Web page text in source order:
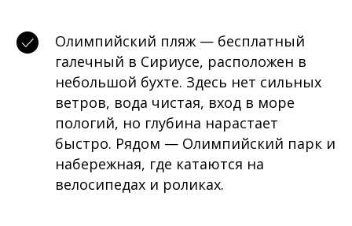
Олимпийский пляж — бесплатный
галечный в Сириусе, расположен в
небольшой бухте. Здесь нет сильных
ветров, вода чистая, вход в море
пологий, но глубина нарастает
быстро. Рядом — Олимпийский парк и
набережная, где катаются на
велосипедах и роликах.